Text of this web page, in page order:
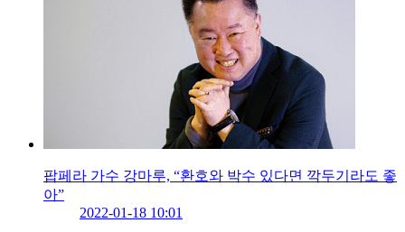
팝페라 가수 강마루, “환호와 박수 있다면 깍두기라도 좋
아”
2022-01-18 10:01